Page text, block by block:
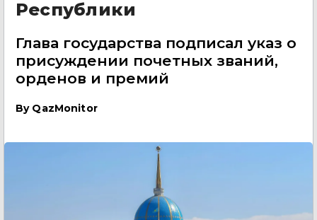
Республики
Глава государства подписал указ о
присуждении почетных званий,
орденов и премий
By QazMonitor